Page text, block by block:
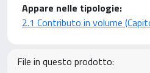
Appare nelle tipologie:
2.1 Contributo in volume
File in questo prodotto: